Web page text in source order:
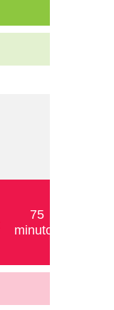
75
minutos